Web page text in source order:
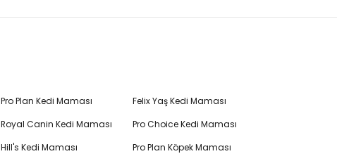
Pro Plan Kedi Maması
Royal Canin Kedi Maması
Hill's Kedi Maması
Felix Yaş Kedi Maması
Pro Choice Kedi Maması
Pro Plan Köpek Maması